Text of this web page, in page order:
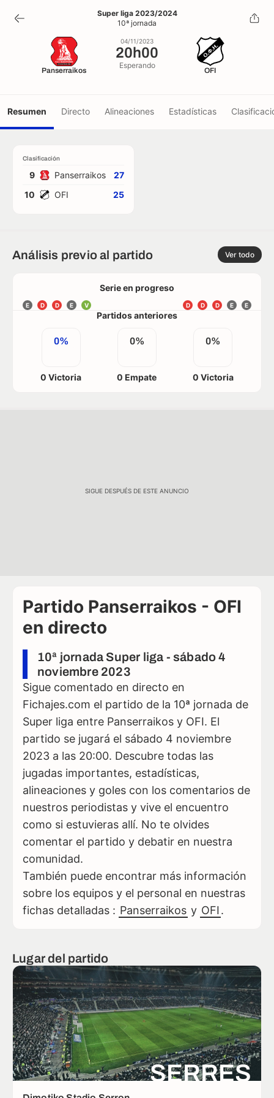
20h00
04/11/2023
Super liga 2023/2024
10ª jornada
Panserraikos
04/11/2023
20h00
Esperando
OFI
Resumen Directo Alineaciones Estadísticas
Clasificación
9 Panserraikos
27
10
OFI 25
Análisis previo al partido Ver todo
Serie en progreso
E D D E V E
E
D
D
D
Partidos anteriores
0%
0 Victoria
0%
0 Empate
0%
0 Victoria
SIGUE DESPUÉS DE ESTE ANUNCIO
Partido Panserraikos - OFI
en directo
10ª jornada Super liga - sábado 4
noviembre 2023
Sigue comentado en directo en
Fichajes.com el partido de la 10ª jornada de
Super liga entre Panserraikos y OFI. El
partido se jugará el sábado 4 noviembre
2023 a las 20:00. Descubre todas las
jugadas importantes, estadísticas,
alineaciones y goles con los comentarios de
nuestros periodistas y vive el encuentro
como si estuvieras allí. No te olvides
comentar el partido y debatir en nuestra
comunidad.
También puede encontrar más información
sobre los equipos y el personal en nuestras
fichas detalladas : Panserraikos y OFI.
Lugar del partido
SERRES